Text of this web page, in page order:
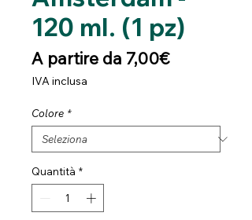
120 ml. (1 pz)
A partire da 7,00€Prezzo
IVA inclusa
Colore *
Quantità *